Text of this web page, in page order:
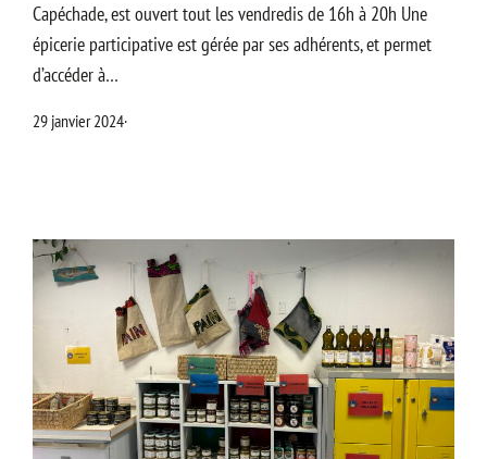
Capéchade, est ouvert tout les vendredis de 16h à 20h Une
épicerie participative est gérée par ses adhérents, et permet
d’accéder à…
29 janvier 2024·